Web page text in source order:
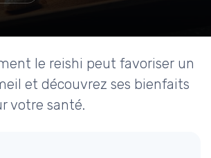
le reishi peut favoriser un
et découvrez ses bienfaits
votre santé.